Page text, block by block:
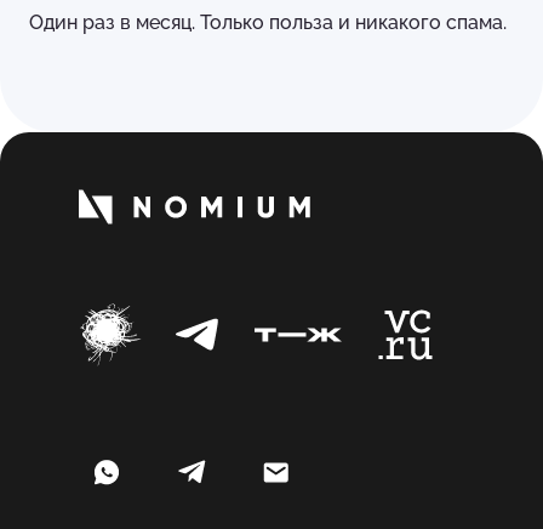
Один раз в месяц. Только польза и никакого спама.